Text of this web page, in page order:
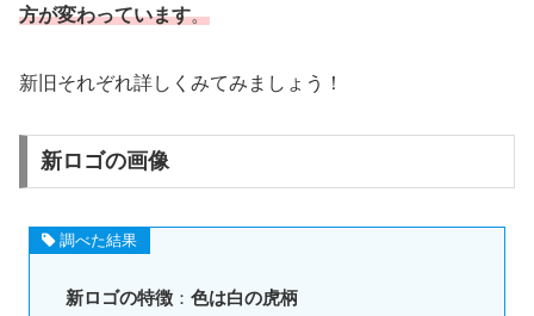
方が変わっています。
新旧それぞれ詳しくみてみましょう！
新ロゴの画像
調べた結果
新ロゴの特徴 ：色は白の虎柄